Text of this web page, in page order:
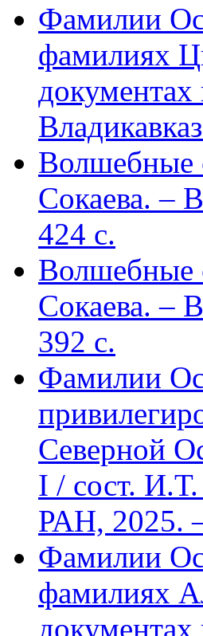
Фамилии
фамилиях
Волшебные
Сокаева. –
424 c.
Волшебные
Сокаева. –
392 c.
Фамилии
Северной
I / сост.
РАН, 2025.
Фамилии
фамилиях